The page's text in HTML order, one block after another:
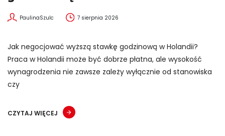
PaulinaSzulc 7 sierpnia 2026
Jak negocjować wyższą stawkę godzinową w Holandii?
Praca w Holandii może być dobrze płatna, ale wysokość
wynagrodzenia nie zawsze zależy wyłącznie od stanowiska
czy
CZYTAJ WIĘCEJ